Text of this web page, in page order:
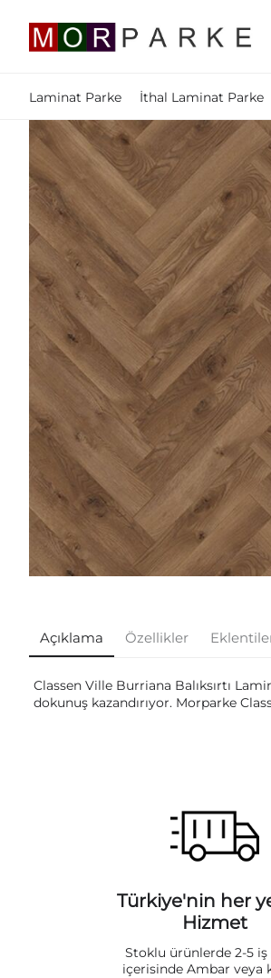
Laminat Parke İthal Laminat Parke
Açıklama Özellikler
Classen Ville Burriana Balıksırtı
dokunuş kazandırıyor. Morparke
Türkiye'nin her
Hizmet
Stoklu ürünlerde 2-5
içerisinde Ambar veya